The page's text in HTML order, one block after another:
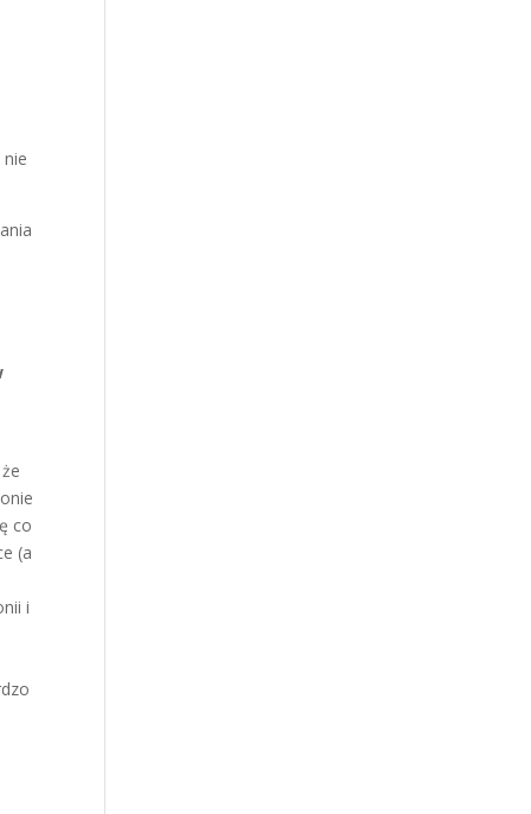
co
(a
i